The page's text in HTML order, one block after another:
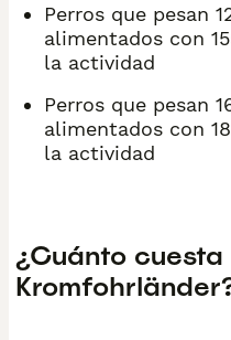
Perros que pesan
alimentados con
la actividad
Perros que pesan
alimentados con
la actividad
¿Cuánto cuesta